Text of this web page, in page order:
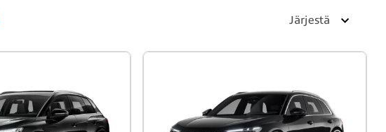
Järjestä